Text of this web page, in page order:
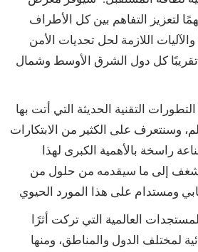
لتعزيز التفاهم بين كل الأطراف
والآليات اللازمة لحل تحديات الأمن
تقريبًا كل دول الشرق الأوسط وشمال
التقنية الحديثة التي أتت بها
وسنتعرف على الكثير من الابتكارات
راسخة بالأهمية الكبرى لهذا
بشغف إلى ما سيقدمه من حلول من
العالمية التي تركت أثرًا
لمختلف الدول والمناطق، ومنها